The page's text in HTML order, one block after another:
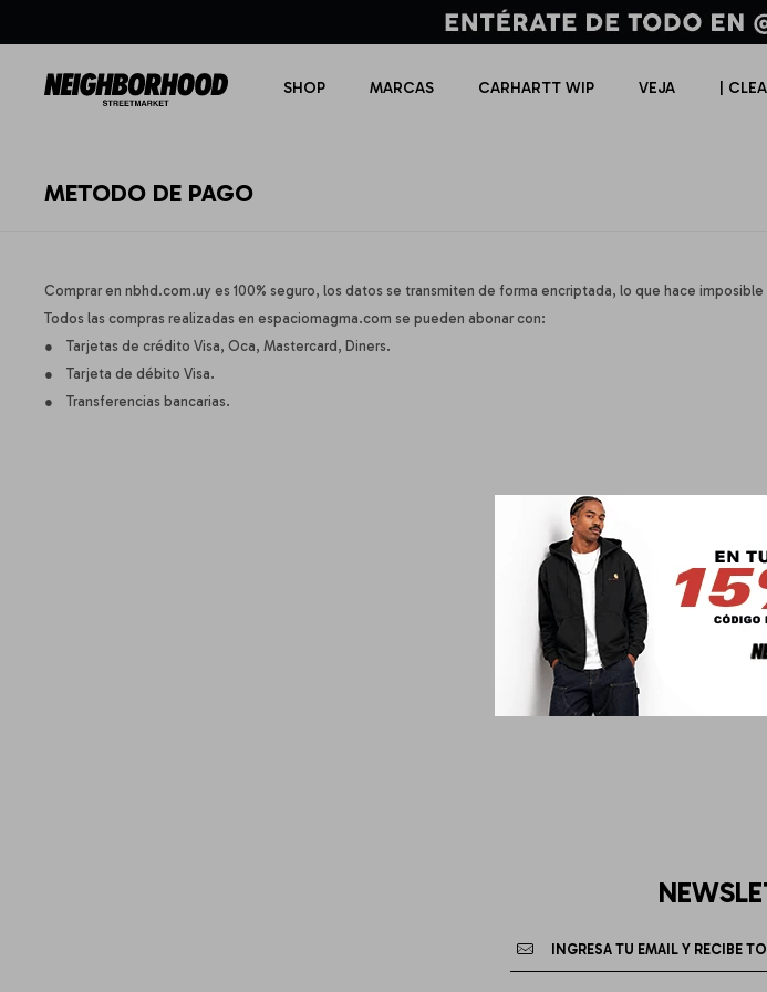
SHOP MARCAS CARHARTT WIP VEJA |
METODO DE PAGO
Comprar en nbhd.com.uy es 100% seguro, los datos se transmiten de forma encriptada, lo que hace
Todos las compras realizadas en espaciomagma.com se pueden abonar con:
● Tarjetas de crédito Visa, Oca, Mastercard, Diners.
● Tarjeta de débito Visa.
● Transferencias bancarias.